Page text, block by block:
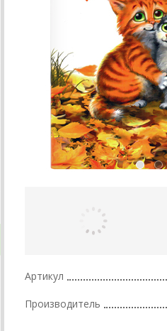
Артикул
Производитель